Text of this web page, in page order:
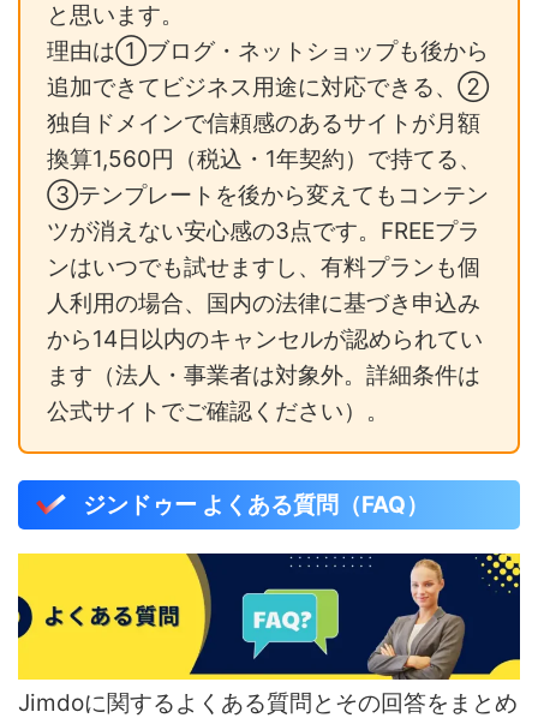
と思います。
理由は①ブログ・ネットショップも後から
追加できてビジネス用途に対応できる、②
独自ドメインで信頼感のあるサイトが月額
換算1,560円（税込・1年契約）で持てる、
③テンプレートを後から変えてもコンテン
ツが消えない安心感の3点です。FREEプラ
ンはいつでも試せますし、有料プランも個
人利用の場合、国内の法律に基づき申込み
から14日以内のキャンセルが認められてい
ます（法人・事業者は対象外。詳細条件は
公式サイトでご確認ください）。
ジンドゥー よくある質問（FAQ）
Jimdoに関するよくある質問とその回答をまとめ